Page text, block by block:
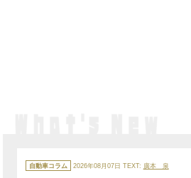
テ
ゴ
自動車コラム 2026年08月07日 TEXT: 廣本 泉